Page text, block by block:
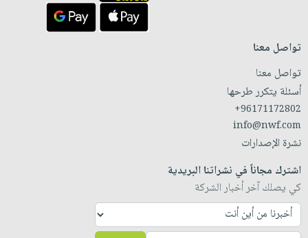
تواصل معنا
تواصل معنا
أسئلة يتكرر طرحها
+96171172802
info@nwf.com
نشرة الإصدارات
اشترك مجاناً في نشراتنا البريدية
كي يصلك آخر أخبار الشركة